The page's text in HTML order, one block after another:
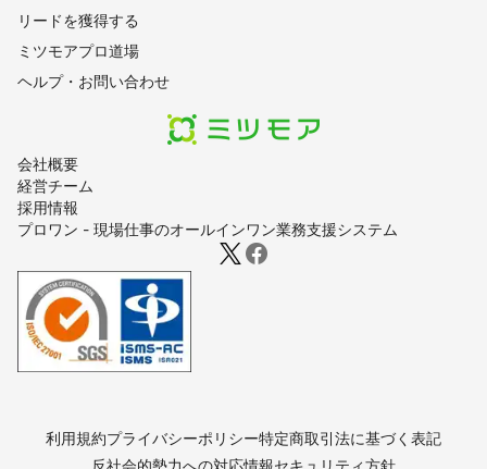
会社概要
経営チーム
採用情報
プロワン - 現場仕事のオールインワン業務支援システム
リードを獲得する
ミツモアプロ道場
ヘルプ・お問い合わせ
利用規約プライバシーポリシー特定商取引法に基づく表記
反社会的勢力への対応情報セキュリティ方針